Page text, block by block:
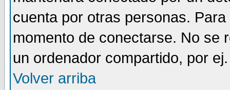
cuenta por otras personas.
momento de conectarse. No se
un ordenador compartido, por
Volver arriba